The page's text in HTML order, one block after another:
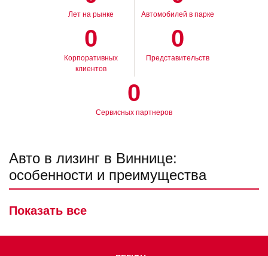
Лет на рынке Автомобилей в парке
0
Корпоративных
клиентов
0
Представительств
0
Сервисных партнеров
Авто в лизинг в Виннице:
особенности и преимущества
получение транспортного средства в лизинг. Прост в
Показать все